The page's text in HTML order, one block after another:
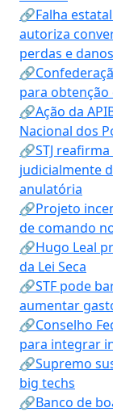
🔗Falha
autoriza
perdas e danos
para obtenção
🔗Ação da
Nacional dos
🔗STJ
judicialmente
anulatória
🔗Projeto
de comando
🔗Hugo Leal
da Lei Seca
🔗STF pode
aumentar
🔗Conselho
para integrar
🔗Supremo
big techs
🔗Banco de